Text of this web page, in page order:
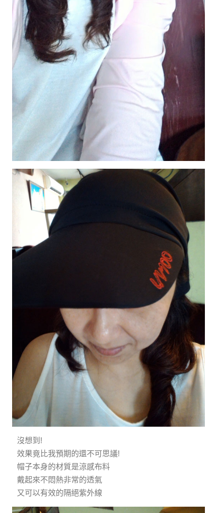
沒想到!
效果竟比我預期的還不可思議!
帽子本身的材質是涼感布料
戴起來不悶熱非常的透氣
又可以有效的隔絕紫外線